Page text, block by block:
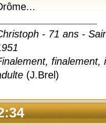
- 71 ans -
finalement,
(J.Brel)